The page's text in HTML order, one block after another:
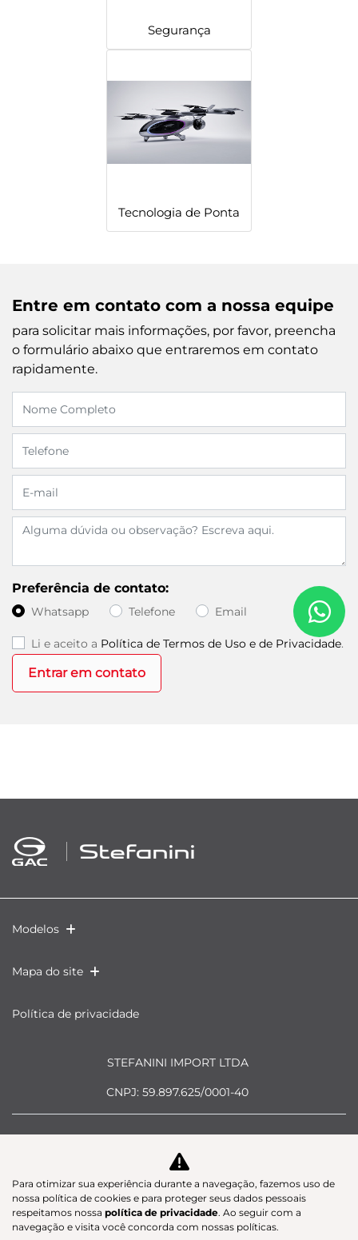
Segurança
Tecnologia de Ponta
Entre em contato com a nossa equipe
para solicitar mais informações, por favor, preencha
o formulário abaixo que entraremos em contato
rapidamente.
Preferência de contato:
Whatsapp Telefone Email
Li e aceito a Política de Termos de Uso e de Privacidade.
Entrar em contato
Modelos
Mapa do site
Política de privacidade
STEFANINI IMPORT LTDA
CNPJ: 59.897.625/0001-40
Desacelere. Seu bem maior é a
vida.
Para otimizar sua experiência durante a navegação, fazemos uso de
nossa política de cookies e para proteger seus dados pessoais
respeitamos nossa política de privacidade. Ao seguir com a
navegação e visita você concorda com nossas políticas.